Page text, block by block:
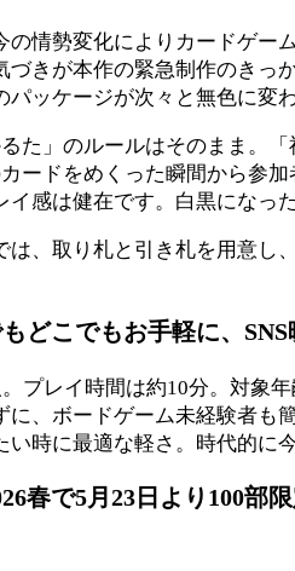
の情勢変化によりカードゲー
きが本作の緊急制作のきっ
パッケージが次々と無色に変
た」のルールはそのまま。
ードをめくった瞬間から参
イ感は健在です。白黒になっ
は、取り札と引き札を用意
どこでもお手軽に、SNS
プレイ時間は約10分。対象年
に、ボードゲーム未経験者も
い時に最適な軽さ。時代的に
春で5月23日より100部